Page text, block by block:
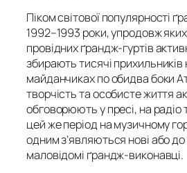
Піком світової популярності
1992–1993 роки, упродовж
провідних ґрандж-гуртів
збирають тисячі
майданчиках по обидва боки
творчість та особисте життя
обговорюють у пресі, на радіо
цей же період на музичному
одним з’являються нові або до
маловідомі ґрандж-виконавці.